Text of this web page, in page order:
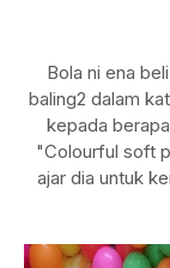
Bola ni ena
baling2 dalam
kepada
"Colourful soft
ajar dia untuk